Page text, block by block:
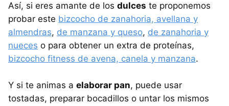
Así, si eres amante de los dulces te proponemos
probar este bizcocho de zanahoria, avellana y
almendras, de manzana y queso, de zanahoria y
nueces o para obtener un extra de proteínas,
bizcocho fitness de avena, canela y manzana.
Y si te animas a elaborar pan, puede usar
tostadas, preparar bocadillos o untar los mismos